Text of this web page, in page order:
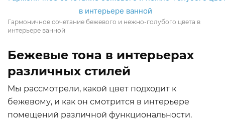
Гармоничное сочетание бежевого и нежно-голубого цвета в
интерьере ванной
Бежевые тона в интерьерах
различных стилей
Мы рассмотрели, какой цвет подходит к
бежевому, и как он смотрится в интерьере
помещений различной функциональности.